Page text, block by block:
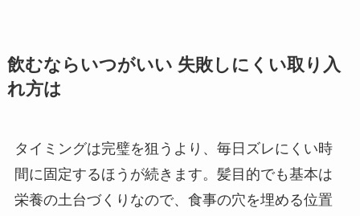
飲むならいつがいい 失敗しにくい取り入
れ方は
タイミングは完璧を狙うより、毎日ズレにくい時
間に固定するほうが続きます。髪目的でも基本は
栄養の土台づくりなので、食事の穴を埋める位置